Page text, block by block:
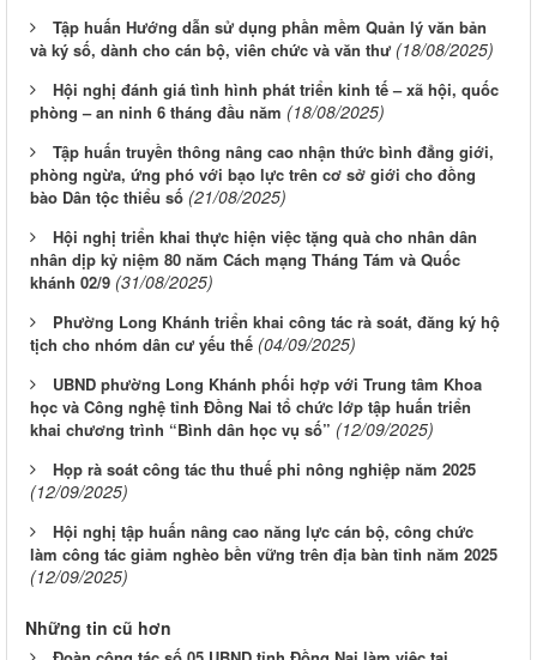
Tập huấn Hướng dẫn sử dụng phần mềm Quản lý văn bản
và ký số, dành cho cán bộ, viên chức và văn thư (18/08/2025)
Hội nghị đánh giá tình hình phát triển kinh tế – xã hội, quốc
phòng – an ninh 6 tháng đầu năm (18/08/2025)
Tập huấn truyền thông nâng cao nhận thức bình đẳng giới,
phòng ngừa, ứng phó với bạo lực trên cơ sở giới cho đồng
bào Dân tộc thiểu số (21/08/2025)
Hội nghị triển khai thực hiện việc tặng quà cho nhân dân
nhân dịp kỷ niệm 80 năm Cách mạng Tháng Tám và Quốc
khánh 02/9 (31/08/2025)
Phường Long Khánh triển khai công tác rà soát, đăng ký hộ
tịch cho nhóm dân cư yếu thế (04/09/2025)
UBND phường Long Khánh phối hợp với Trung tâm Khoa
học và Công nghệ tỉnh Đồng Nai tổ chức lớp tập huấn triển
khai chương trình “Bình dân học vụ số” (12/09/2025)
Họp rà soát công tác thu thuế phi nông nghiệp năm 2025
(12/09/2025)
Hội nghị tập huấn nâng cao năng lực cán bộ, công chức
làm công tác giảm nghèo bền vững trên địa bàn tỉnh năm 2025
(12/09/2025)
Những tin cũ hơn